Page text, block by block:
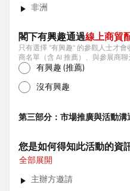
非洲
閣下有興趣通過線上商貿
只有選擇 "有興趣" 的參觀人士才
商名單（含 AI 推薦）、與參展商聊
有興趣 (推薦)
沒有興趣
第三部分：市場推廣與活動溝
您是如何得知此活動的資
全部展開
主辦方邀請